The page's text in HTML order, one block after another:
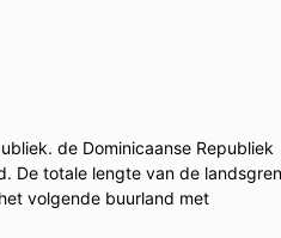
de Dominicaanse Republiek
De totale lengte van de
volgende buurland met